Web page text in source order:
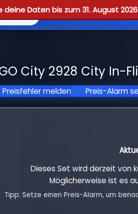
Daten bis zum 31. August
Reviews
City 2928 City In-
Preisfehler melden Preis-Alarm
Dieses Set wird derzeit von
Möglicherweise ist es
Tipp: Setze einen Preis-Alarm, um